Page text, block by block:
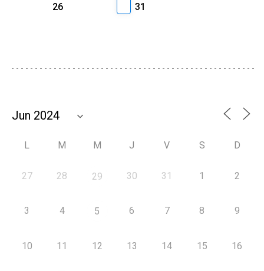
26
31
L M M J V S D
27 28 29 30 31 1 2
3 4 5 6 7 8 9
10 11 12 13 14 15 16